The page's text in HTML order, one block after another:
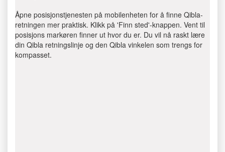
Åpne posisjonstjenesten på mobilenheten for å finne Qibla-
retningen mer praktisk. Klikk på 'Finn sted'-knappen. Vent til
posisjons markøren finner ut hvor du er. Du vil nå raskt lære
din Qibla retningslinje og den Qibla vinkelen som trengs for
kompasset.